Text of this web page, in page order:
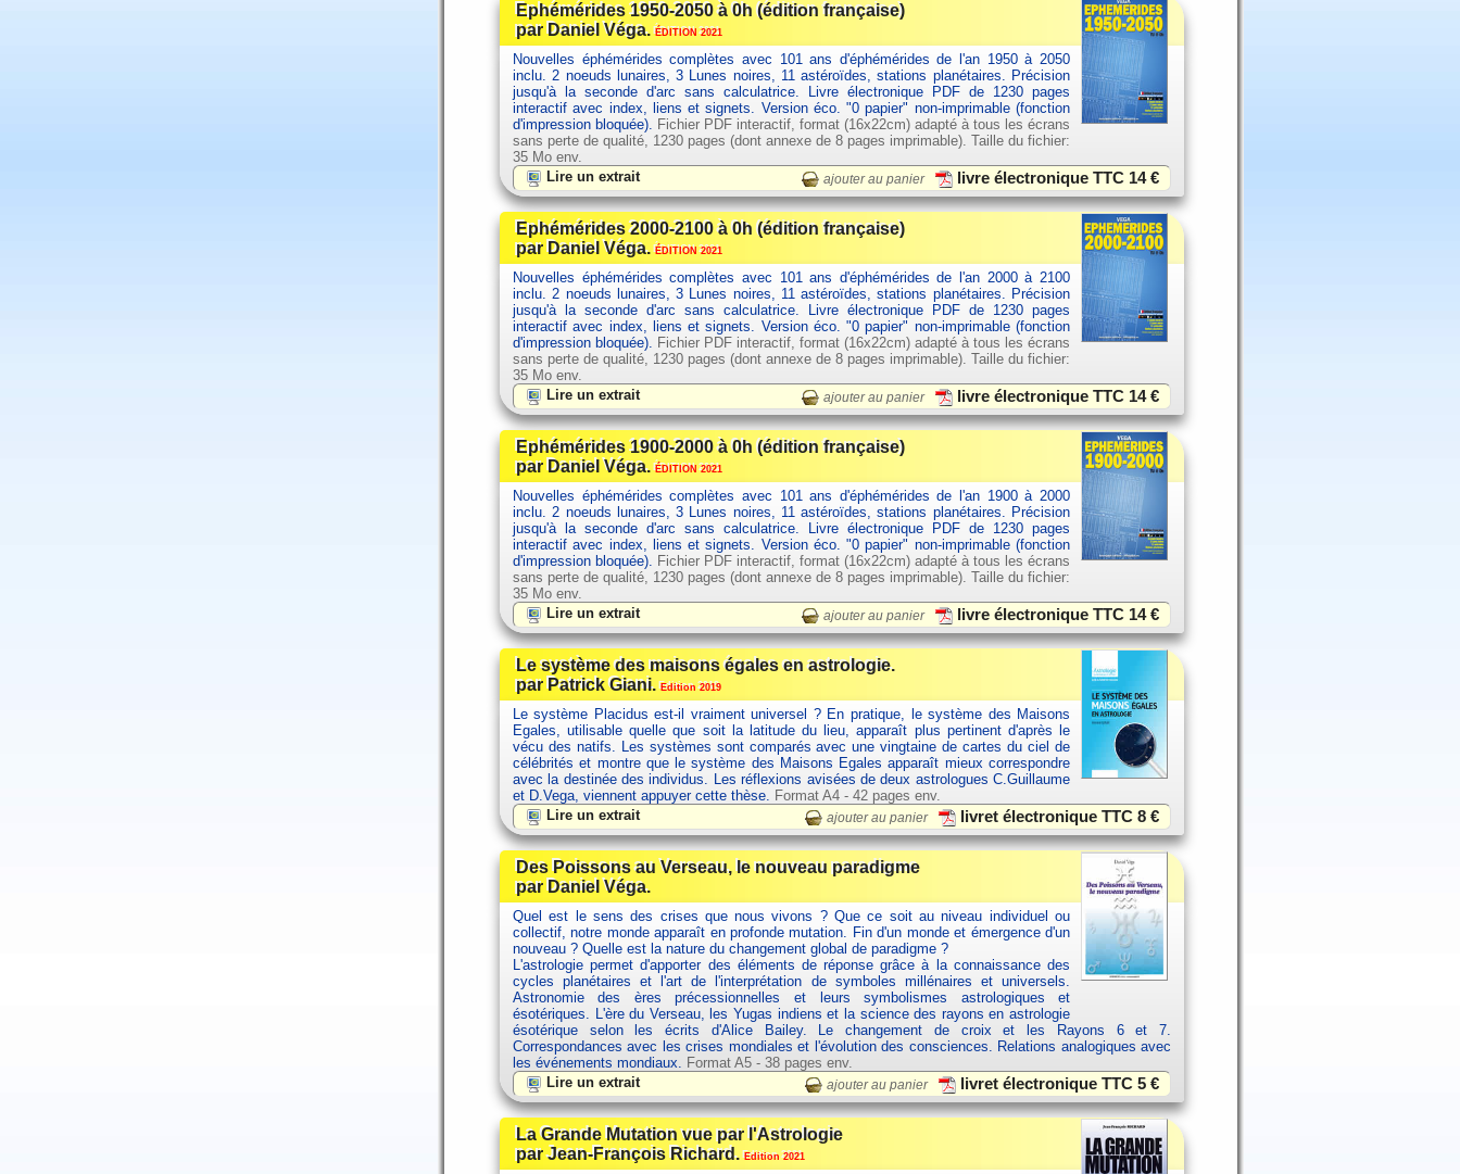
Ephémérides 1950-2050 à 0h (édition française)
par Daniel Véga.ÉDITION 2021
Nouvelles éphémérides complètes avec 101 ans d'éphémérides de l'an 1950 à 2050
inclu. 2 noeuds lunaires, 3 Lunes noires, 11 astéroïdes, stations planétaires. Précision
jusqu'à la seconde d'arc sans calculatrice. Livre électronique PDF de 1230 pages
interactif avec index, liens et signets. Version éco. "0 papier" non-imprimable (fonction
d'impression bloquée). Fichier PDF interactif, format (16x22cm) adapté à tous les écrans
sans perte de qualité, 1230 pages (dont annexe de 8 pages imprimable). Taille du fichier:
35 Mo env.
Lire un extrait
ajouter au panier livre électronique TTC 14 €
Ephémérides 2000-2100 à 0h (édition française)
par Daniel Véga.ÉDITION 2021
Nouvelles éphémérides complètes avec 101 ans d'éphémérides de l'an 2000 à 2100
inclu. 2 noeuds lunaires, 3 Lunes noires, 11 astéroïdes, stations planétaires. Précision
jusqu'à la seconde d'arc sans calculatrice. Livre électronique PDF de 1230 pages
interactif avec index, liens et signets. Version éco. "0 papier" non-imprimable (fonction
d'impression bloquée). Fichier PDF interactif, format (16x22cm) adapté à tous les écrans
sans perte de qualité, 1230 pages (dont annexe de 8 pages imprimable). Taille du fichier:
35 Mo env.
Lire un extrait
ajouter au panier livre électronique TTC 14 €
Ephémérides 1900-2000 à 0h (édition française)
par Daniel Véga.ÉDITION 2021
Nouvelles éphémérides complètes avec 101 ans d'éphémérides de l'an 1900 à 2000
inclu. 2 noeuds lunaires, 3 Lunes noires, 11 astéroïdes, stations planétaires. Précision
jusqu'à la seconde d'arc sans calculatrice. Livre électronique PDF de 1230 pages
interactif avec index, liens et signets. Version éco. "0 papier" non-imprimable (fonction
d'impression bloquée). Fichier PDF interactif, format (16x22cm) adapté à tous les écrans
sans perte de qualité, 1230 pages (dont annexe de 8 pages imprimable). Taille du fichier:
35 Mo env.
Lire un extrait
ajouter au panier livre électronique TTC 14 €
Le système des maisons égales en astrologie.
par Patrick Giani.Edition 2019
Le système Placidus est-il vraiment universel ? En pratique, le système des Maisons
Egales, utilisable quelle que soit la latitude du lieu, apparaît plus pertinent d'après le
vécu des natifs. Les systèmes sont comparés avec une vingtaine de cartes du ciel de
célébrités et montre que le système des Maisons Egales apparaît mieux correspondre
avec la destinée des individus. Les réflexions avisées de deux astrologues C.Guillaume
et D.Vega, viennent appuyer cette thèse. Format A4 - 42 pages env.
Lire un extrait
ajouter au panier livret électronique TTC8 €
Des Poissons au Verseau, le nouveau paradigme
par Daniel Véga.
Quel est le sens des crises que nous vivons ? Que ce soit au niveau individuel ou
collectif, notre monde apparaît en profonde mutation. Fin d'un monde et émergence d'un
nouveau ? Quelle est la nature du changement global de paradigme ?
L'astrologie permet d'apporter des éléments de réponse grâce à la connaissance des
cycles planétaires et l'art de l'interprétation de symboles millénaires et universels.
Astronomie des ères précessionnelles et leurs symbolismes astrologiques et
ésotériques. L'ère du Verseau, les Yugas indiens et la science des rayons en astrologie
ésotérique selon les écrits d'Alice Bailey. Le changement de croix et les Rayons 6 et 7.
Correspondances avec les crises mondiales et l'évolution des consciences. Relations analogiques avec
les événements mondiaux. Format A5 - 38 pages env.
Lire un extrait
ajouter au panier livret électronique TTC5 €
La Grande Mutation vue par l'Astrologie
par Jean-François Richard.Edition 2021